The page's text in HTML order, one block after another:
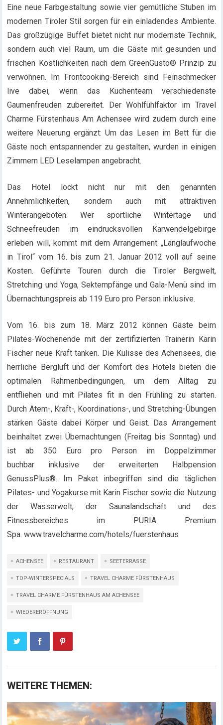
Eine neue Farbgestaltung sowie vier gemütliche Stuben im
modernen Tiroler Stil sorgen für ein einladendes Ambiente.
Das großzügige Buffet bietet nicht nur modernste Technik,
sondern auch viel Raum, um die Gäste mit gesunden und
frischen Köstlichkeiten nach dem GreenGusto® Prinzip zu
verwöhnen. Im Frontcooking-Bereich sind Feinschmecker
live dabei, wenn das Küchenteam verschiedenste
Gaumenfreuden zubereitet. Der Wohlfühlfaktor im Travel
Charme Fürstenhaus Am Achensee wird zudem durch eine
weitere Neuerung ergänzt: Um das Lesen im Bett für die
Gäste noch entspannender zu gestalten, wurden in einigen
Zimmern LED Leselampen angebracht.
Das Hotel lockt nicht nur mit den genannten
Annehmlichkeiten, sondern auch mit attraktiven
Winterangeboten. Wer sportliche Wintertage und
Schneefreuden im eindrucksvollen Karwendelgebirge
erleben will, kommt mit dem Arrangement „Langlaufwoche
in Tirol“ vom 16. bis zum 21. Januar 2012 voll auf seine
Kosten. Geführte Touren durch die Tiroler Bergwelt,
Stretching und Yoga, Sektempfänge und Gala-Menü sind im
Übernachtungspreis ab 119 Euro pro Person inklusive.
Vom 16. bis zum 18. März 2012 können Gäste beim
Pilates-Wochenende mit der zertifizierten Trainerin Karin
Fischer neue Kraft tanken. Die Kulisse des Achensees, die
herrliche Bergluft und der Komfort des Hotels bieten die
optimalen Rahmenbedingungen, um dem Alltag zu
entfliehen und mit Pilates fit in den Frühling zu starten.
Durch Atem-, Kraft-, Koordinations-, und Stretching-Übungen
stärken Gäste dabei Körper und Geist. Das Arrangement
beinhaltet zwei Übernachtungen (Freitag bis Sonntag) und
ist ab 350 Euro pro Person im Doppelzimmer
buchbar inklusive der erweiterten Halbpension
GenussPlus®. Im Paket inbegriffen sind die täglichen
Pilates- und Yogakurse mit Karin Fischer sowie die Nutzung
der Wasserwelt, der Saunalandschaft und des
Fitnessbereiches im PURIA Premium
Spa. www.travelcharme.com/hotels/fuerstenhaus
ACHENSEE RESTAURANT SEETERRASSE
TOP-WINTERSPECIALS TRAVEL CHARME FÜRSTENHAUS
TRAVEL CHARME FÜRSTENHAUS AM ACHENSEE
WIEDERERÖFFNUNG
WEITERE THEMEN: